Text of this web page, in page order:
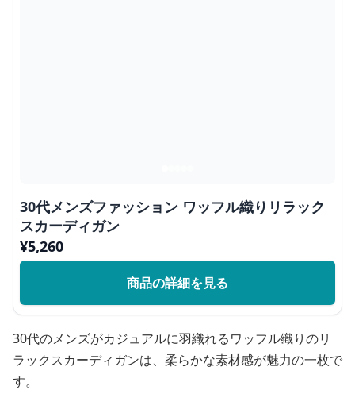
30代メンズファッション ワッフル織りリラック
スカーディガン
¥5,260
商品の詳細を見る
30代のメンズがカジュアルに羽織れるワッフル織りのリ
ラックスカーディガンは、柔らかな素材感が魅力の一枚で
す。